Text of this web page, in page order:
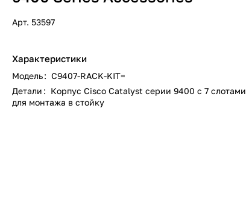
Арт. 53597
Характеристики
Модель: C9407-RACK-KIT=
Детали: Корпус Cisco Catalyst серии 9400 с 7 слотами
для монтажа в стойку